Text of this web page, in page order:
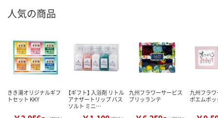
人気の商品
きき湯オリジナルギフ
トセット KKY
【ギフト】 入浴剤 リトル
アナザートリップ バス
ソルト ミニ…
九州フラワーサービス
ブリッランテ
九州フラ
ポエムボ